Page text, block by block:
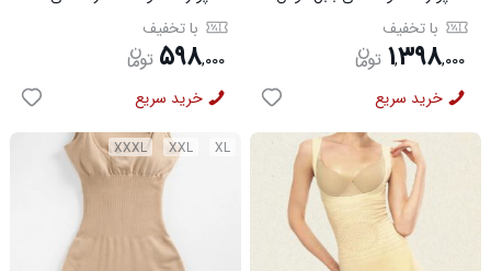
میل قهوه ای روشن
با تخفیف
۵۹۸,۰۰۰
خرید سریع
اصلی 500میل مشکیبا تخفیف
۱,۳۹۸,۰۰۰
خرید سریع
XL
XXL
XXXL